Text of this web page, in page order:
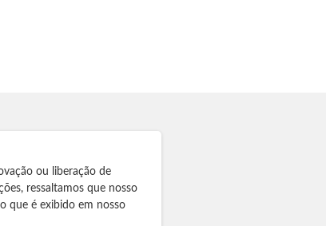
ou liberação de
ressaltamos que nosso
que é exibido em nosso